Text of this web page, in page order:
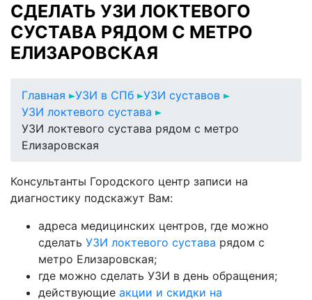
СДЕЛАТЬ УЗИ ЛОКТЕВОГО
СУСТАВА РЯДОМ С МЕТРО
ЕЛИЗАРОВСКАЯ
Главная УЗИ в СПб
УЗИ суставов
УЗИ локтевого сустава
УЗИ локтевого сустава рядом с метро
Елизаровская
Консультанты Городского центр записи на
диагностику подскажут Вам:
адреса медицинских центров, где можно
сделать УЗИ локтевого сустава рядом с
метро Елизаровская;
где можно сделать УЗИ в день обращения;
действующие акции и скидки на